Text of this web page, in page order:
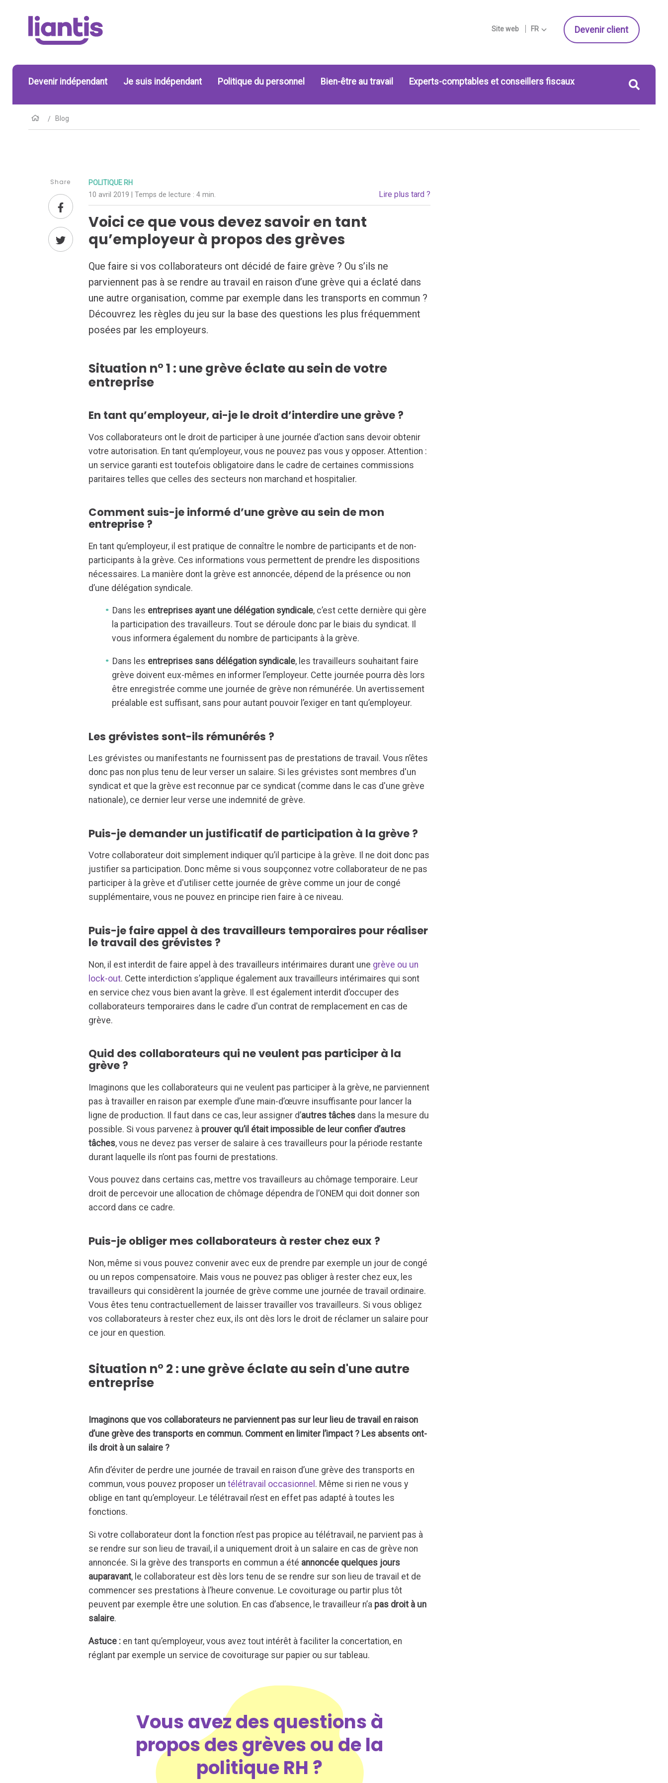
Site web FR Devenir client
Devenir indépendant Je suis indépendant Politique du personnel Bien-être au travail Experts-comptables et conseillers fiscaux
Blog
Share POLITIQUE RH
10 avril 2019 | Temps de lecture :4 min. Lire plus tard ?
Voici ce que vous devez savoir en tant
qu’employeur à propos des grèves
Que faire si vos collaborateurs ont décidé de faire grève ? Ou s’ils ne
parviennent pas à se rendre au travail en raison d’une grève qui a éclaté dans
une autre organisation, comme par exemple dans les transports en commun ?
Découvrez les règles du jeu sur la base des questions les plus fréquemment
posées par les employeurs.
Situation n° 1 : une grève éclate au sein de votre
entreprise
En tant qu’employeur, ai-je le droit d’interdire une grève ?
Vos collaborateurs ont le droit de participer à une journée d’action sans devoir obtenir
votre autorisation. En tant qu’employeur, vous ne pouvez pas vous y opposer. Attention :
un service garanti est toutefois obligatoire dans le cadre de certaines commissions
paritaires telles que celles des secteurs non marchand et hospitalier.
Comment suis-je informé d’une grève au sein de mon
entreprise ?
En tant qu’employeur, il est pratique de connaître le nombre de participants et de non-
participants à la grève. Ces informations vous permettent de prendre les dispositions
nécessaires. La manière dont la grève est annoncée, dépend de la présence ou non
d’une délégation syndicale.
Dans les entreprises ayant une délégation syndicale, c’est cette dernière qui gère
la participation des travailleurs. Tout se déroule donc par le biais du syndicat. Il
vous informera également du nombre de participants à la grève.
Dans les entreprises sans délégation syndicale, les travailleurs souhaitant faire
grève doivent eux-mêmes en informer l’employeur. Cette journée pourra dès lors
être enregistrée comme une journée de grève non rémunérée. Un avertissement
préalable est suffisant, sans pour autant pouvoir l’exiger en tant qu’employeur.
Les grévistes sont-ils rémunérés ?
Les grévistes ou manifestants ne fournissent pas de prestations de travail. Vous n’êtes
donc pas non plus tenu de leur verser un salaire. Si les grévistes sont membres d'un
syndicat et que la grève est reconnue par ce syndicat (comme dans le cas d'une grève
nationale), ce dernier leur verse une indemnité de grève.
Puis-je demander un justificatif de participation à la grève ?
Votre collaborateur doit simplement indiquer qu’il participe à la grève. Il ne doit donc pas
justifier sa participation. Donc même si vous soupçonnez votre collaborateur de ne pas
participer à la grève et d'utiliser cette journée de grève comme un jour de congé
supplémentaire, vous ne pouvez en principe rien faire à ce niveau.
Puis-je faire appel à des travailleurs temporaires pour réaliser
le travail des grévistes ?
Non, il est interdit de faire appel à des travailleurs intérimaires durant une grève ou un
lock-out. Cette interdiction s’applique également aux travailleurs intérimaires qui sont
en service chez vous bien avant la grève. Il est également interdit d’occuper des
collaborateurs temporaires dans le cadre d'un contrat de remplacement en cas de
grève.
Quid des collaborateurs qui ne veulent pas participer à la
grève ?
Imaginons que les collaborateurs qui ne veulent pas participer à la grève, ne parviennent
pas à travailler en raison par exemple d’une main-d’œuvre insuffisante pour lancer la
ligne de production. Il faut dans ce cas, leur assigner d’autres tâches dans la mesure du
possible. Si vous parvenez à prouver qu’il était impossible de leur confier d’autres
tâches, vous ne devez pas verser de salaire à ces travailleurs pour la période restante
durant laquelle ils n’ont pas fourni de prestations.
Vous pouvez dans certains cas, mettre vos travailleurs au chômage temporaire. Leur
droit de percevoir une allocation de chômage dépendra de l’ONEM qui doit donner son
accord dans ce cadre.
Puis-je obliger mes collaborateurs à rester chez eux ?
Non, même si vous pouvez convenir avec eux de prendre par exemple un jour de congé
ou un repos compensatoire. Mais vous ne pouvez pas obliger à rester chez eux, les
travailleurs qui considèrent la journée de grève comme une journée de travail ordinaire.
Vous êtes tenu contractuellement de laisser travailler vos travailleurs. Si vous obligez
vos collaborateurs à rester chez eux, ils ont dès lors le droit de réclamer un salaire pour
ce jour en question.
Situation n° 2 : une grève éclate au sein d'une autre
entreprise
Imaginons que vos collaborateurs ne parviennent pas sur leur lieu de travail en raison
d’une grève des transports en commun. Comment en limiter l’impact ? Les absents ont-
ils droit à un salaire ?
Afin d’éviter de perdre une journée de travail en raison d’une grève des transports en
commun, vous pouvez proposer untélétravail occasionnel . Même si rien ne vous y
oblige en tant qu’employeur. Le télétravail n’est en effet pas adapté à toutes les
fonctions.
Si votre collaborateur dont la fonction n’est pas propice au télétravail, ne parvient pas à
se rendre sur son lieu de travail, il a uniquement droit à un salaire en cas de grève non
annoncée. Si la grève des transports en commun a été annoncée quelques jours
auparavant, le collaborateur est dès lors tenu de se rendre sur son lieu de travail et de
commencer ses prestations à l’heure convenue. Le covoiturage ou partir plus tôt
peuvent par exemple être une solution. En cas d’absence, le travailleur n’a pas droit à un
salaire.
Astuce : en tant qu’employeur, vous avez tout intérêt à faciliter la concertation, en
réglant par exemple un service de covoiturage sur papier ou sur tableau.
Vous avez des questions à
propos des grèves ou de la
politique RH ?